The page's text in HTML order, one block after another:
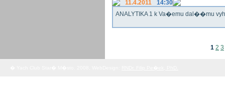
11.4.2011
14:30
ANALYTIKA 1 k Va�emu dal��mu
1 2 3